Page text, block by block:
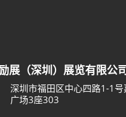
展（深圳）展览有限公
深圳市福田区中心四路1-1
广场3座303